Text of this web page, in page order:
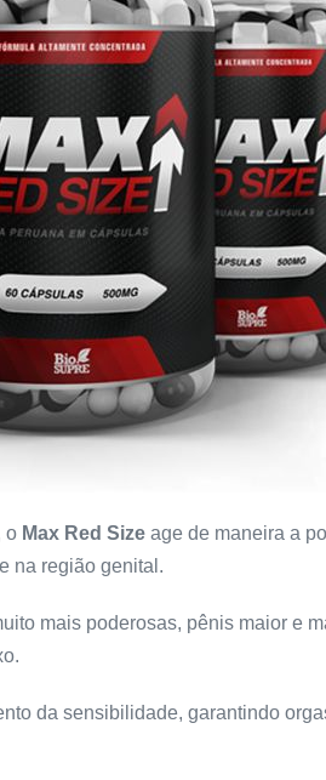
o Max Red Size age de maneira a
na região genital.
mais poderosas, pênis maior e
da sensibilidade, garantindo